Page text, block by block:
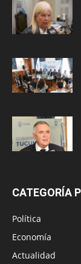
CATEGORÍA
Política
Economía
Actualidad